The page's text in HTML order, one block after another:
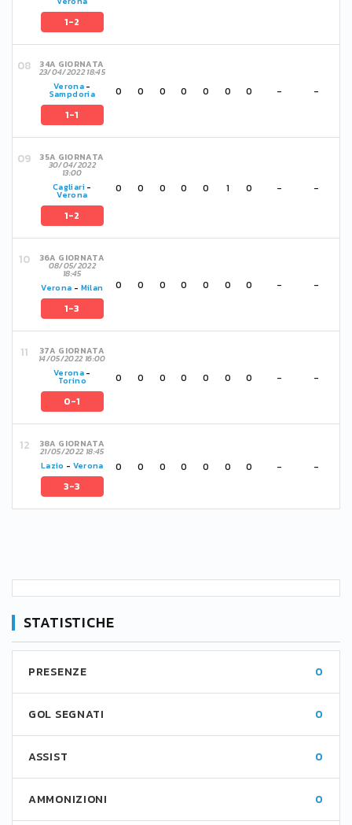
1-2
34A GIORNATA
23/04/2022 18:45
Verona -
Sampdoria
1-1
0 0 0 0 0 0 0 - -
35A GIORNATA
30/04/2022
13:00
Cagliari-
Verona
1-2
0 0 0 0 0 1 0 - -
36A GIORNATA
08/05/2022
18:45
Verona - Milan
1-3
0 0 0 0 0 0 0 - -
37A GIORNATA
14/05/2022 16:00
Verona -
Torino
0-1
0 0 0 0 0 0 0 - -
38A GIORNATA
21/05/2022 18:45
Lazio - Verona
3-3
0 0 0 0 0 0 0 - -
STATISTICHE
PRESENZE 0
GOL SEGNATI 0
ASSIST 0
AMMONIZIONI 0